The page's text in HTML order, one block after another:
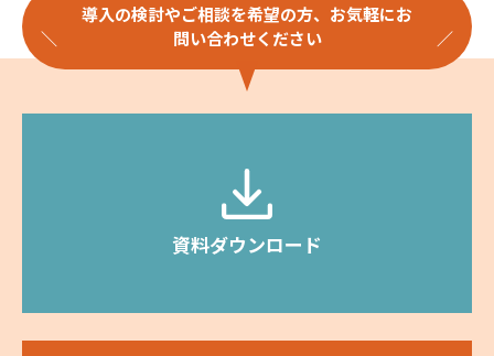
導入の検討やご相談を希望の方、お気軽にお
問い合わせください
資料ダウンロード